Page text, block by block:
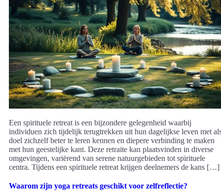
Een spirituele retreat is een bijzondere gelegenheid waarbij
individuen zich tijdelijk terugtrekken uit hun dagelijkse leven met
doel zichzelf beter te leren kennen en diepere verbinding te maken
met hun geestelijke kant. Deze retraite kan plaatsvinden in diverse
omgevingen, variërend van serene natuurgebieden tot spirituele
centra. Tijdens een spirituele retreat krijgen deelnemers de kans […]
Waarom zijn yoga retreats geschikt voor zelfreflectie?